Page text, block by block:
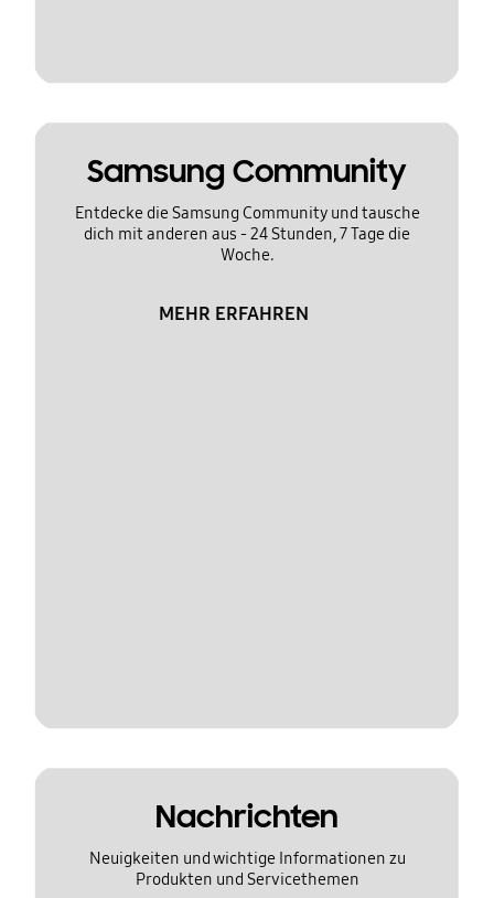
Samsung Community
Entdecke die Samsung Community und tausche
dich mit anderen aus - 24 Stunden, 7 Tage die
Woche.
MEHR ERFAHREN
Nachrichten
Neuigkeiten und wichtige Informationen zu
Produkten und Servicethemen